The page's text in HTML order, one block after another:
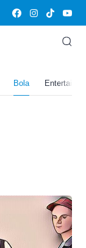
Bola
Harus